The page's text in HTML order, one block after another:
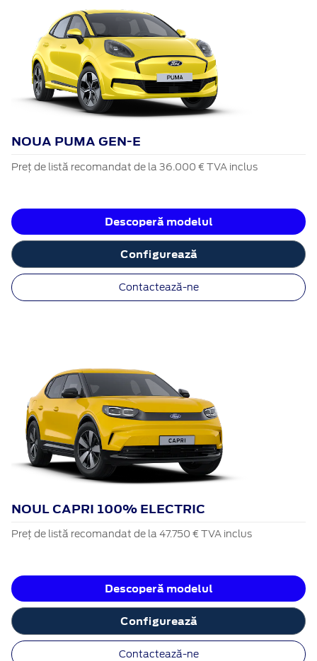
NOUA PUMA GEN-E
Preț de listă recomandat de la 36.000 € TVA inclus
Descoperă modelul
Configurează
Contactează-ne
NOUL CAPRI 100% ELECTRIC
Preț de listă recomandat de la 47.750 € TVA inclus
Descoperă modelul
Configurează
Contactează-ne